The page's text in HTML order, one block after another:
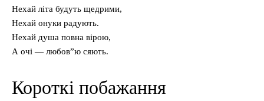
Нехай літа будуть щедрими,
Нехай онуки радують.
Нехай душа повна вірою,
А очі — любов”ю сяють.
Короткі побажання